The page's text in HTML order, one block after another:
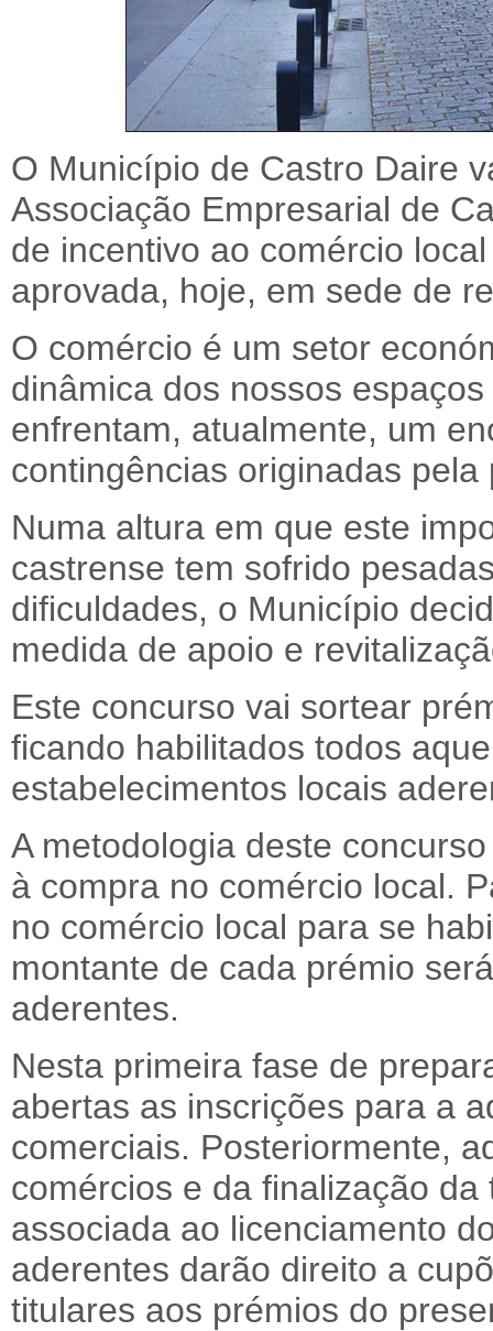
O Município de Castro Daire
Associação Empresarial de
de incentivo ao comércio
aprovada, hoje, em sede de
O comércio é um setor
dinâmica dos nossos
enfrentam, atualmente, um
contingências originadas
Numa altura em que este
castrense tem sofrido
dificuldades, o Município
medida de apoio e
Este concurso vai sortear
ficando habilitados todos
estabelecimentos locais
A metodologia deste
à compra no comércio local.
no comércio local para se
montante de cada prémio
aderentes.
Nesta primeira fase de
abertas as inscrições para a
comerciais. Posteriormente,
comércios e da finalização
associada ao licenciamento
aderentes darão direito a
titulares aos prémios do